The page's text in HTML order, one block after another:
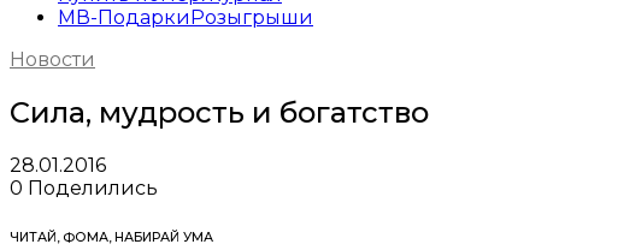
МВ-Подарки Розыгрыши
Новости
Сила, мудрость и богатство
28.01.2016
0 Поделились
ЧИТАЙ, ФОМА, НАБИРАЙ УМА